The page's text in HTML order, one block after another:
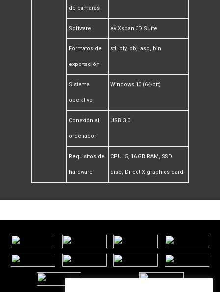
de cámaras
Software eviXscan 3D Suite
Formatos de
exportación
stl, ply, obj, asc, bin
Sistema
operativo
Windows 10 (64-bit)
Conexión al
ordenador
USB 3.0
Requisitos de
hardware
CPU i5, 16 GB RAM, SSD
disc, Direct X graphics card